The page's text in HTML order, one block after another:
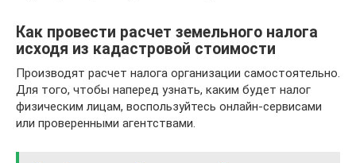
Как провести расчет земельного налога
исходя из кадастровой стоимости
Производят расчет налога организации самостоятельно.
Для того, чтобы наперед узнать, каким будет налог
физическим лицам, воспользуйтесь онлайн-сервисами
или проверенными агентствами.